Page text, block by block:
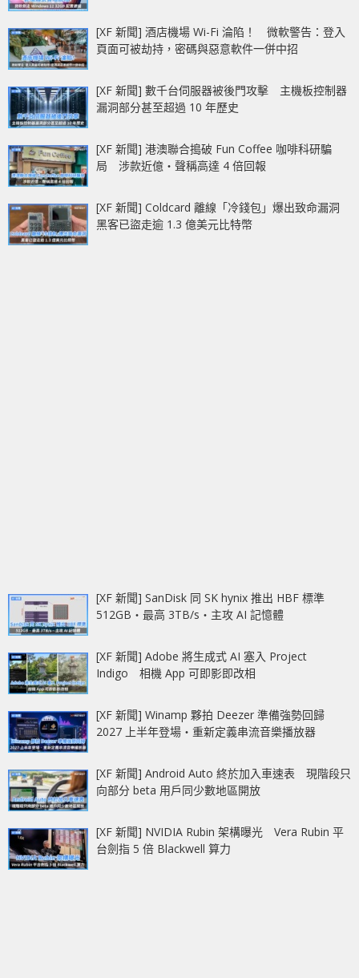
[XF 新聞] 酒店機場 Wi-Fi 淪陷！ 微軟警告：登入
頁面可被劫持，密碼與惡意軟件一併中招
[XF 新聞] 數千台伺服器被後門攻擊 主機板控制器
漏洞部分甚至超過 10 年歷史
[XF 新聞] 港澳聯合搗破 Fun Coffee 咖啡科研騙
局 涉款近億‧聲稱高達 4 倍回報
[XF 新聞] Coldcard 離線「冷錢包」爆出致命漏洞
黑客已盜走逾 1.3 億美元比特幣
[XF 新聞] SanDisk 同 SK hynix 推出 HBF 標準
512GB‧最高 3TB/s‧主攻 AI 記憶體
[XF 新聞] Adobe 將生成式 AI 塞入 Project
Indigo 相機 App 可即影即改相
[XF 新聞] Winamp 夥拍 Deezer 準備強勢回歸
2027 上半年登場‧重新定義串流音樂播放器
[XF 新聞] Android Auto 終於加入車速表 現階段只
向部分 beta 用戶同少數地區開放
[XF 新聞] NVIDIA Rubin 架構曝光 Vera Rubin 平
台劍指 5 倍 Blackwell 算力